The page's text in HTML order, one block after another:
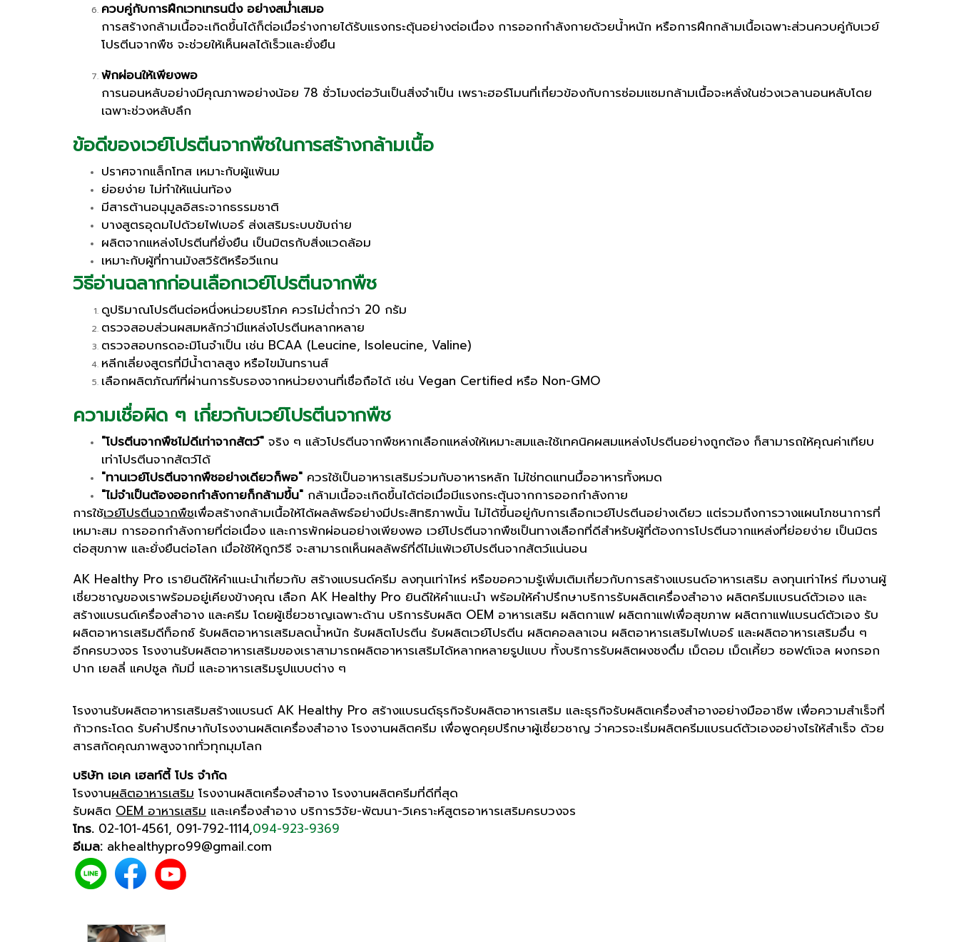
ควบคู่กับการฝึกเวทเทรนนิ่ง อย่างสม่ำเสมอ
การสร้างกล้ามเนื้อจะเกิดขึ้นได้ก็ต่อเมื่อร่างกายได้รับแรงกระตุ้นอย่างต่อเนื่อง การออกกำลังกายด้วยน้ำหนัก หรือการฝึกกล้ามเนื้อเฉพาะส่วนควบคู่กับเวย์
โปรตีนจากพืช จะช่วยให้เห็นผลได้เร็วและยั่งยืน
พักผ่อนให้เพียงพอ
การนอนหลับอย่างมีคุณภาพอย่างน้อย 78 ชั่วโมงต่อวันเป็นสิ่งจำเป็น เพราะฮอร์โมนที่เกี่ยวข้องกับการซ่อมแซมกล้ามเนื้อจะหลั่งในช่วงเวลานอนหลับโดย
เฉพาะช่วงหลับลึก
ข้อดีของเวย์โปรตีนจากพืชในการสร้างกล้ามเนื้อ
ปราศจากแล็กโทส เหมาะกับผู้แพ้นม
ย่อยง่าย ไม่ทำให้แน่นท้อง
มีสารต้านอนุมูลอิสระจากธรรมชาติ
บางสูตรอุดมไปด้วยไฟเบอร์ ส่งเสริมระบบขับถ่าย
ผลิตจากแหล่งโปรตีนที่ยั่งยืน เป็นมิตรกับสิ่งแวดล้อม
เหมาะกับผู้ที่ทานมังสวิรัติหรือวีแกน
วิธีอ่านฉลากก่อนเลือกเวย์โปรตีนจากพืช
ดูปริมาณโปรตีนต่อหนึ่งหน่วยบริโภค ควรไม่ต่ำกว่า 20 กรัม
ตรวจสอบส่วนผสมหลักว่ามีแหล่งโปรตีนหลากหลาย
ตรวจสอบกรดอะมิโนจำเป็น เช่น BCAA (Leucine, Isoleucine, Valine)
หลีกเลี่ยงสูตรที่มีน้ำตาลสูง หรือไขมันทรานส์
เลือกผลิตภัณฑ์ที่ผ่านการรับรองจากหน่วยงานที่เชื่อถือได้ เช่น Vegan Certified หรือ Non-GMO
ความเชื่อผิด ๆ เกี่ยวกับเวย์โปรตีนจากพืช
"โปรตีนจากพืชไม่ดีเท่าจากสัตว์" จริง ๆ แล้วโปรตีนจากพืชหากเลือกแหล่งให้เหมาะสมและใช้เทคนิคผสมแหล่งโปรตีนอย่างถูกต้อง ก็สามารถให้คุณค่าเทียบ
เท่าโปรตีนจากสัตว์ได้
"ทานเวย์โปรตีนจากพืชอย่างเดียวก็พอ" ควรใช้เป็นอาหารเสริมร่วมกับอาหารหลัก ไม่ใช่ทดแทนมื้ออาหารทั้งหมด
"ไม่จำเป็นต้องออกกำลังกายก็กล้ามขึ้น" กล้ามเนื้อจะเกิดขึ้นได้ต่อเมื่อมีแรงกระตุ้นจากการออกกำลังกาย
การใช้เวย์โปรตีนจากพืชเพื่อสร้างกล้ามเนื้อให้ได้ผลลัพธ์อย่างมีประสิทธิภาพนั้น ไม่ได้ขึ้นอยู่กับการเลือกเวย์โปรตีนอย่างเดียว แต่รวมถึงการวางแผนโภชนาการที่
เหมาะสม การออกกำลังกายที่ต่อเนื่อง และการพักผ่อนอย่างเพียงพอ เวย์โปรตีนจากพืชเป็นทางเลือกที่ดีสำหรับผู้ที่ต้องการโปรตีนจากแหล่งที่ย่อยง่าย เป็นมิตร
ต่อสุขภาพ และยั่งยืนต่อโลก เมื่อใช้ให้ถูกวิธี จะสามารถเห็นผลลัพธ์ที่ดีไม่แพ้เวย์โปรตีนจากสัตว์แน่นอน
AK Healthy Pro เรายินดีให้คำแนะนำเกี่ยวกับ สร้างแบรนด์ครีม ลงทุนเท่าไหร่ หรือขอความรู้เพิ่มเติมเกี่ยวกับการสร้างแบรนด์อาหารเสริม ลงทุนเท่าไหร่ ทีมงานผู้
เชี่ยวชาญของเราพร้อมอยู่เคียงข้างคุณ เลือก AK Healthy Pro ยินดีให้คำแนะนำ พร้อมให้คำปรึกษาบริการรับผลิตเครื่องสำอาง ผลิตครีมแบรนด์ตัวเอง และ
สร้างแบรนด์เครื่องสำอาง และครีม โดยผู้เชี่ยวชาญเฉพาะด้าน บริการรับผลิต OEM อาหารเสริม ผลิตกาแฟ ผลิตกาแฟเพื่อสุขภาพ ผลิตกาแฟแบรนด์ตัวเอง รับ
ผลิตอาหารเสริมดีท็อกซ์ รับผลิตอาหารเสริมลดน้ำหนัก รับผลิตโปรตีน รับผลิตเวย์โปรตีน ผลิตคอลลาเจน ผลิตอาหารเสริมไฟเบอร์ และผลิตอาหารเสริมอื่น ๆ
อีกครบวงจร โรงงานรับผลิตอาหารเสริมของเราสามารถผลิตอาหารเสริมได้หลากหลายรูปแบบ ทั้งบริการรับผลิตผงชงดื่ม เม็ดอม เม็ดเคี้ยว ซอฟต์เจล ผงกรอก
ปาก เยลลี่ แคปซูล กัมมี่ และอาหารเสริมรูปแบบต่าง ๆ
โรงงานรับผลิตอาหารเสริมสร้างแบรนด์ AK Healthy Pro สร้างแบรนด์ธุรกิจรับผลิตอาหารเสริม และธุรกิจรับผลิตเครื่องสำอางอย่างมืออาชีพ เพื่อความสำเร็จที่
ก้าวกระโดด รับคำปรึกษากับโรงงานผลิตเครื่องสำอาง โรงงานผลิตครีม เพื่อพูดคุยปรึกษาผู้เชี่ยวชาญ ว่าควรจะเริ่มผลิตครีมแบรนด์ตัวเองอย่างไรให้สำเร็จ ด้วย
สารสกัดคุณภาพสูงจากทั่วทุกมุมโลก
บริษัท เอเค เฮลท์ตี้ โปร จำกัด
โรงงานผลิตอาหารเสริม โรงงานผลิตเครื่องสำอาง โรงงานผลิตครีมที่ดีที่สุด
รับผลิต OEM อาหารเสริม และเครื่องสำอาง บริการวิจัย-พัฒนา-วิเคราะห์สูตรอาหารเสริมครบวงจร
โทร. 02-101-4561, 091-792-1114,094-923-9369
อีเมล: akhealthypro99@gmail.com